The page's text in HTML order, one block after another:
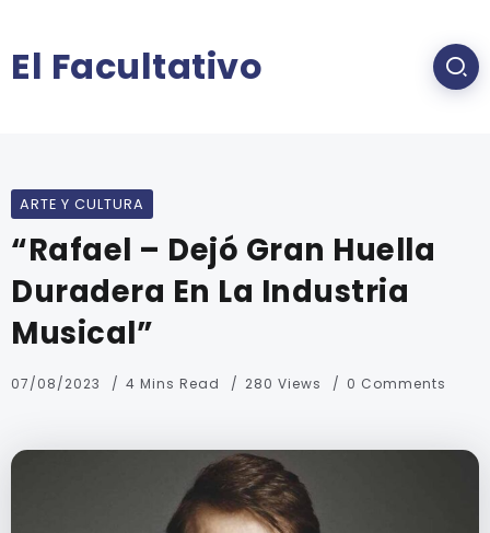
El Facultativo
ARTE Y CULTURA
“Rafael – Dejó Gran Huella
Duradera En La Industria
Musical”
07/08/2023 4 Mins Read 280 Views 0 Comments